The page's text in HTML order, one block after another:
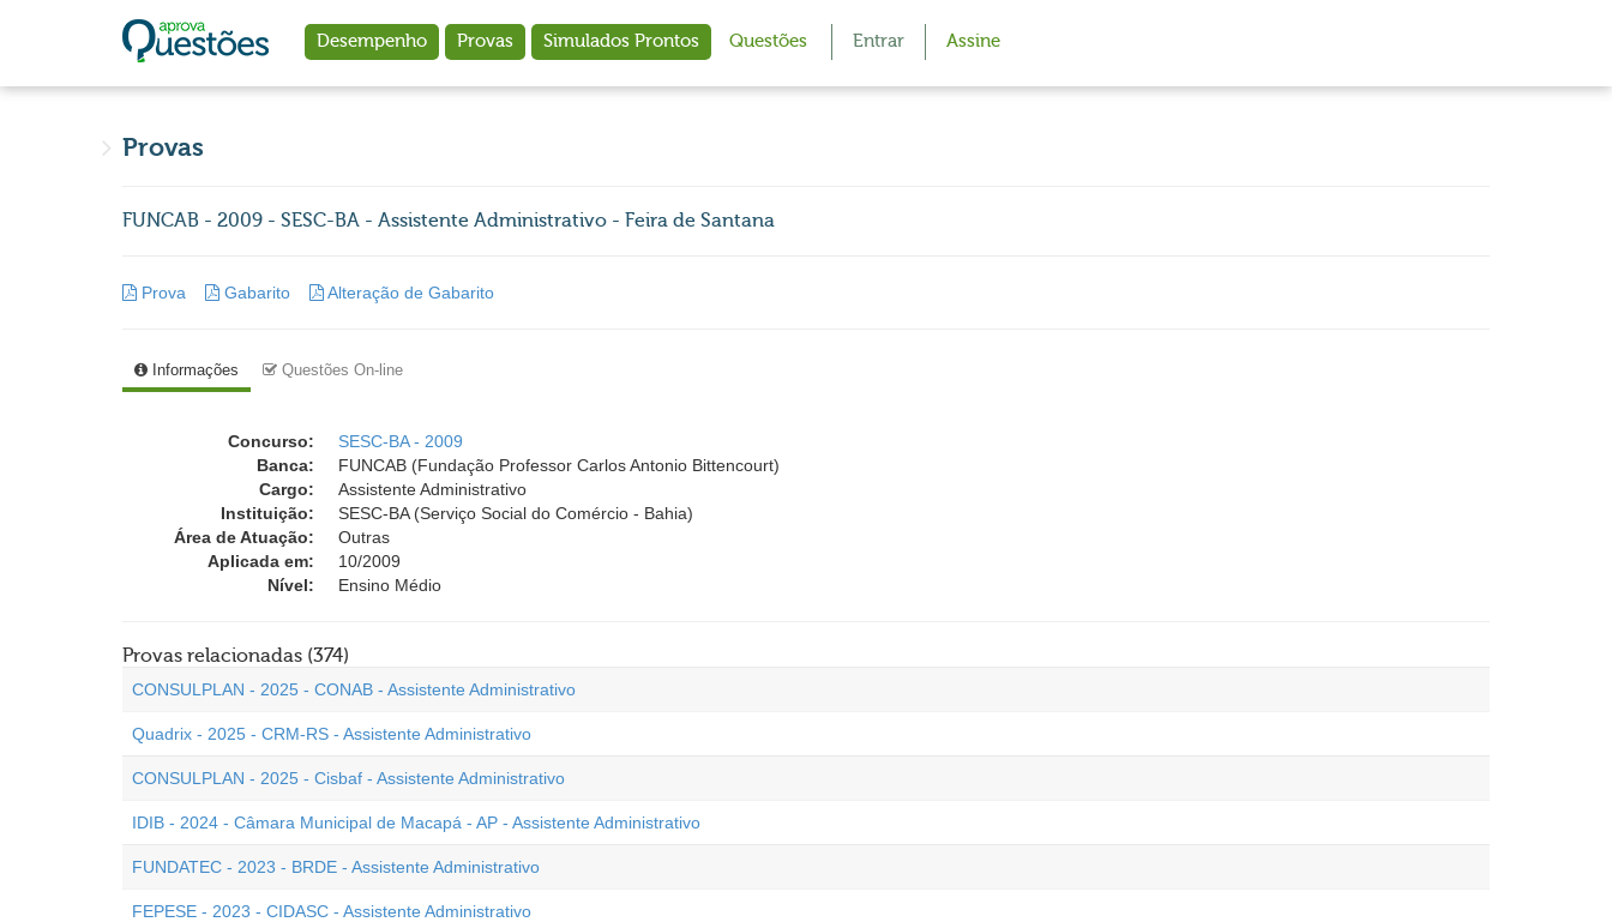
Desempenho Provas Simulados Prontos Questões Entrar Assine
Provas
FUNCAB - 2009 - SESC-BA - Assistente Administrativo - Feira de Santana
Prova Gabarito Alteração de Gabarito
Informações Questões On-line
Concurso:
SESC-BA - 2009
Banca:
FUNCAB (Fundação Professor Carlos Antonio Bittencourt)
Cargo:
Assistente Administrativo
Instituição:
SESC-BA (Serviço Social do Comércio - Bahia)
Área de Atuação:
Outras
Aplicada em:
10/2009
Nível:
Ensino Médio
Provas relacionadas (374)
CONSULPLAN - 2025 - CONAB - Assistente Administrativo
Quadrix - 2025 - CRM-RS - Assistente Administrativo
CONSULPLAN - 2025 - Cisbaf - Assistente Administrativo
IDIB - 2024 - Câmara Municipal de Macapá - AP - Assistente Administrativo
FUNDATEC - 2023 - BRDE - Assistente Administrativo
FEPESE - 2023 - CIDASC - Assistente Administrativo